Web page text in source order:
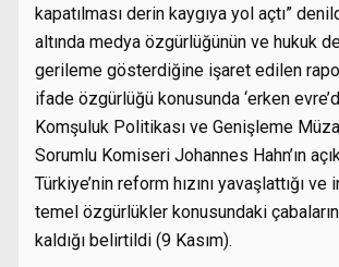
kapatılması derin kaygıya yol açtı”
altında medya özgürlüğünün ve hukuk
gerileme gösterdiğine işaret edilen
ifade özgürlüğü konusunda ‘erken
Komşuluk Politikası ve Genişleme
Sorumlu Komiseri Johannes Hahn’ın
Türkiye’nin reform hızını yavaşlattığı ve
temel özgürlükler konusundaki
kaldığı belirtildi (9 Kasım).